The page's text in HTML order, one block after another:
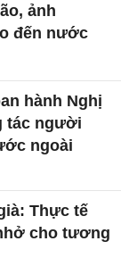
ảnh
đến nước
hành Nghị
tác người
ngoài
Thực tế
cho tương